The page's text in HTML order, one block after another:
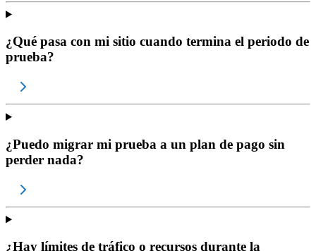
¿Qué pasa con mi sitio cuando termina el periodo de
prueba?
¿Puedo migrar mi prueba a un plan de pago sin
perder nada?
¿Hay límites de tráfico o recursos durante la